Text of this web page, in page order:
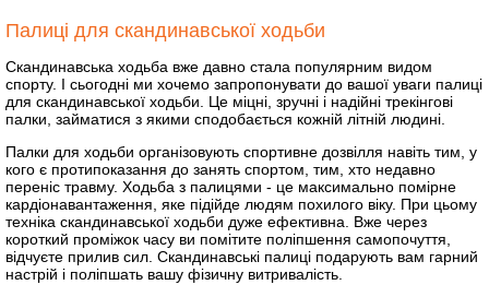
Палиці для скандинавської ходьби
Скандинавська ходьба вже давно стала популярним видом
спорту. І сьогодні ми хочемо запропонувати до вашої уваги палиці
для скандинавської ходьби. Це міцні, зручні і надійні трекінгові
палки, займатися з якими сподобається кожній літній людині.
Палки для ходьби організовують спортивне дозвілля навіть тим, у
кого є протипоказання до занять спортом, тим, хто недавно
переніс травму. Ходьба з палицями - це максимально помірне
кардіонавантаження, яке підійде людям похилого віку. При цьому
техніка скандинавської ходьби дуже ефективна. Вже через
короткий проміжок часу ви помітите поліпшення самопочуття,
відчуєте прилив сил. Скандинавські палиці подарують вам гарний
настрій і поліпшать вашу фізичну витривалість.